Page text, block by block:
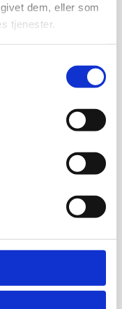
dem, eller som
tjenester.
allerede den
du har bestilt
kan du enten
du huske at
at du har
Hvis du
transporten
gøre noget,
inventar købt